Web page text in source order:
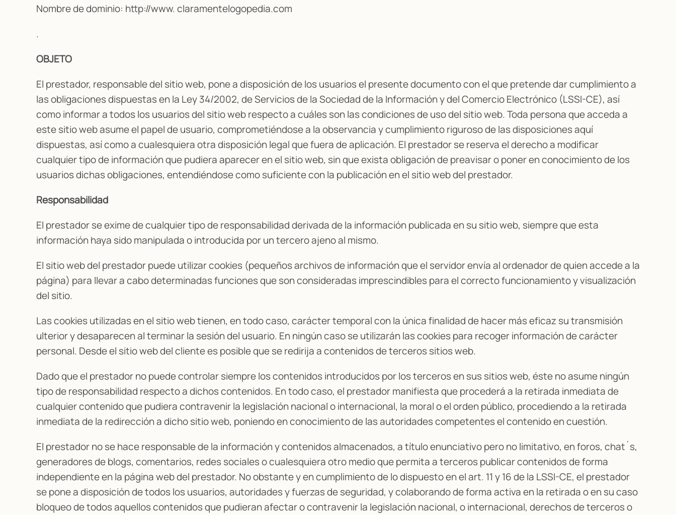
Nombre de dominio: http://www. claramentelogopedia.com
.
OBJETO
El prestador, responsable del sitio web, pone a disposición de los usuarios el presente documento con el que pretende dar cumplimiento a
las obligaciones dispuestas en la Ley 34/2002, de Servicios de la Sociedad de la Información y del Comercio Electrónico (LSSI-CE), así
como informar a todos los usuarios del sitio web respecto a cuáles son las condiciones de uso del sitio web. Toda persona que acceda a
este sitio web asume el papel de usuario, comprometiéndose a la observancia y cumplimiento riguroso de las disposiciones aquí
dispuestas, así como a cualesquiera otra disposición legal que fuera de aplicación. El prestador se reserva el derecho a modificar
cualquier tipo de información que pudiera aparecer en el sitio web, sin que exista obligación de preavisar o poner en conocimiento de los
usuarios dichas obligaciones, entendiéndose como suficiente con la publicación en el sitio web del prestador.
Responsabilidad
El prestador se exime de cualquier tipo de responsabilidad derivada de la información publicada en su sitio web, siempre que esta
información haya sido manipulada o introducida por un tercero ajeno al mismo.
El sitio web del prestador puede utilizar cookies (pequeños archivos de información que el servidor envía al ordenador de quien accede a la
página) para llevar a cabo determinadas funciones que son consideradas imprescindibles para el correcto funcionamiento y visualización
del sitio.
Las cookies utilizadas en el sitio web tienen, en todo caso, carácter temporal con la única finalidad de hacer más eficaz su transmisión
ulterior y desaparecen al terminar la sesión del usuario. En ningún caso se utilizarán las cookies para recoger información de carácter
personal. Desde el sitio web del cliente es posible que se redirija a contenidos de terceros sitios web.
Dado que el prestador no puede controlar siempre los contenidos introducidos por los terceros en sus sitios web, éste no asume ningún
tipo de responsabilidad respecto a dichos contenidos. En todo caso, el prestador manifiesta que procederá a la retirada inmediata de
cualquier contenido que pudiera contravenir la legislación nacional o internacional, la moral o el orden público, procediendo a la retirada
inmediata de la redirección a dicho sitio web, poniendo en conocimiento de las autoridades competentes el contenido en cuestión.
El prestador no se hace responsable de la información y contenidos almacenados, a título enunciativo pero no limitativo, en foros, chat´s,
generadores de blogs, comentarios, redes sociales o cualesquiera otro medio que permita a terceros publicar contenidos de forma
independiente en la página web del prestador. No obstante y en cumplimiento de lo dispuesto en el art. 11 y 16 de la LSSI-CE, el prestador
se pone a disposición de todos los usuarios, autoridades y fuerzas de seguridad, y colaborando de forma activa en la retirada o en su caso
bloqueo de todos aquellos contenidos que pudieran afectar o contravenir la legislación nacional, o internacional, derechos de terceros o